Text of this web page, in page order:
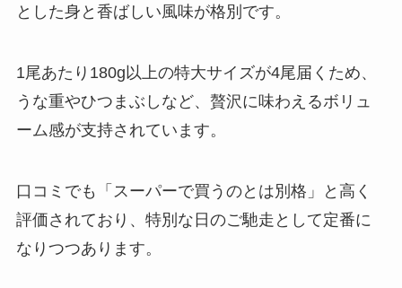
とした身と香ばしい風味が格別です。
1尾あたり180g以上の特大サイズが4尾届くため、
うな重やひつまぶしなど、贅沢に味わえるボリュ
ーム感が支持されています。
口コミでも「スーパーで買うのとは別格」と高く
評価されており、特別な日のご馳走として定番に
なりつつあります。